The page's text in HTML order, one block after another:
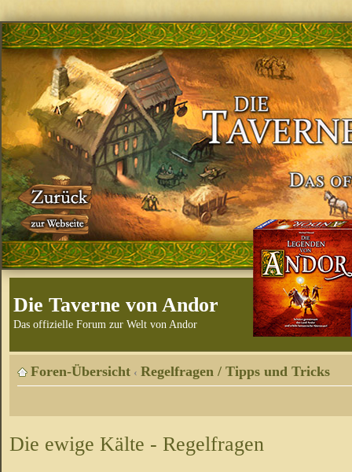
Die Taverne von Andor
Das offizielle Forum zur Welt von Andor
Foren-Übersicht ‹ Regelfragen / Tipps und Tricks
Die ewige Kälte - Regelfragen